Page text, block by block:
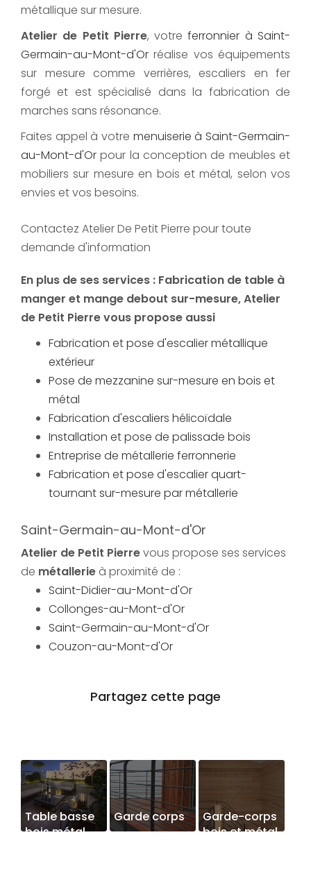
métallique sur mesure.
Atelier de Petit Pierre, votreferronnier à Saint-
Germain-au-Mont-d'Or réalise vos équipements
sur mesure comme verrières, escaliers en fer
forgé et est spécialisé dans la fabrication de
marches sans résonance.
Faites appel à votre menuiserie à Saint-Germain-
au-Mont-d'Or pour la conception de meubles et
mobiliers sur mesure en bois et métal, selon vos
envies et vos besoins.
Contactez Atelier De Petit Pierre pour toute
demande d'information
En plus de ses services : Fabrication de table à
manger et mange debout sur-mesure, Atelier
de Petit Pierre vous propose aussi
Fabrication et pose d'escalier métallique
extérieur
Pose de mezzanine sur-mesure en bois et
métal
Fabrication d'escaliers hélicoïdale
Installation et pose de palissade bois
Entreprise de métallerie ferronnerie
Fabrication et pose d'escalier quart-
tournant sur-mesure par métallerie
Saint-Germain-au-Mont-d'Or
Atelier de Petit Pierrevous propose ses services
de métallerie à proximité de :
Saint-Didier-au-Mont-d'Or
Collonges-au-Mont-d'Or
Saint-Germain-au-Mont-d'Or
Couzon-au-Mont-d'Or
Table basse
bois métal
Garde corps
Garde-corps
bois et métal